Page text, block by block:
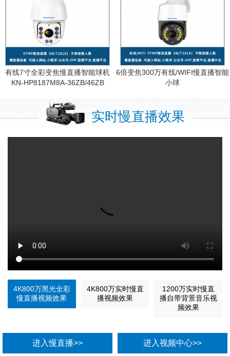
有线7寸全彩变焦慢直播智能球机
KN-HP8187M8A-36ZB/46ZB
6倍变焦300万有线/WIFI慢直播智能
小球
实时慢直播效果
4K800万黑光全彩
慢直播视频效果
4K800万实时慢直
播视频效果
1200万实时慢直
播自带背景音乐视
频效果
进入慢直播>> 进入视频中心>>